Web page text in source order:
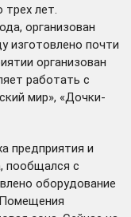
лет.
организован
изготовлено почти
организован
работать с
мир», «Дочки-
предприятия и
пообщался с
оборудование
Помещения